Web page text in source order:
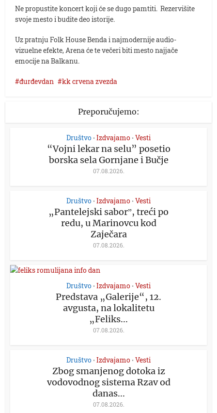
Ne propustite koncert koji će se dugo pamtiti. Rezervišite
svoje mesto i budite deo istorije.
Uz pratnju Folk House Benda i najmodernije audio-
vizuelne efekte, Arena će te večeri biti mesto najjače
emocije na Balkanu.
đurđevdan kk crvena zvezda
Preporučujemo:
Društvo • Izdvajamo • Vesti
“Vojni lekar na selu” posetio
borska sela Gornjane i Bučje
07.08.2026.
Društvo • Izdvajamo • Vesti
„Pantelejski saborˮ, treći po
redu, u Marinovcu kod
Zaječara
07.08.2026.
Društvo • Izdvajamo • Vesti
Predstava „Galerije“, 12.
avgusta, na lokalitetu
„Feliks...
07.08.2026.
Društvo • Izdvajamo • Vesti
Zbog smanjenog dotoka iz
vodovodnog sistema Rzav od
danas...
07.08.2026.